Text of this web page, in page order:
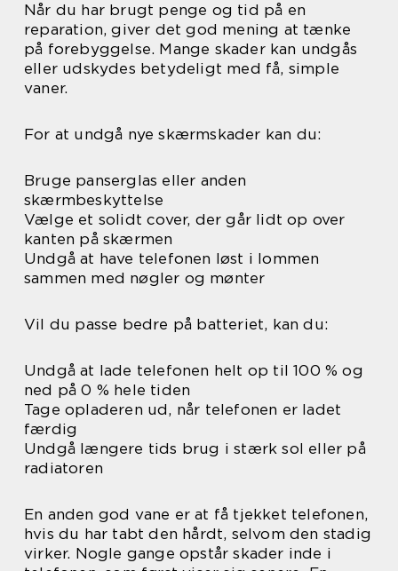
Når du har brugt penge og tid på en
reparation, giver det god mening at tænke
på forebyggelse. Mange skader kan undgås
eller udskydes betydeligt med få, simple
vaner.
For at undgå nye skærmskader kan du:
Bruge panserglas eller anden
skærmbeskyttelse
Vælge et solidt cover, der går lidt op over
kanten på skærmen
Undgå at have telefonen løst i lommen
sammen med nøgler og mønter
Vil du passe bedre på batteriet, kan du:
Undgå at lade telefonen helt op til 100 % og
ned på 0 % hele tiden
Tage opladeren ud, når telefonen er ladet
færdig
Undgå længere tids brug i stærk sol eller på
radiatoren
En anden god vane er at få tjekket telefonen,
hvis du har tabt den hårdt, selvom den stadig
virker. Nogle gange opstår skader inde i